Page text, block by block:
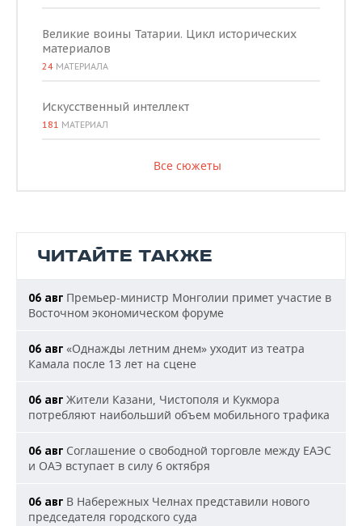
Великие воины Татарии. Цикл исторических
материалов
24 МАТЕРИАЛА
Искусственный интеллект
181 МАТЕРИАЛ
Все сюжеты
ЧИТАЙТЕ ТАКЖЕ
06 авг Премьер-министр Монголии примет участие в
Восточном экономическом форуме
06 авг «Однажды летним днем» уходит из театра
Камала после 13 лет на сцене
06 авг Жители Казани, Чистополя и Кукмора
потребляют наибольший объем мобильного трафика
06 авг Соглашение о свободной торговле между ЕАЭС
и ОАЭ вступает в силу 6 октября
06 авг В Набережных Челнах представили нового
председателя городского суда